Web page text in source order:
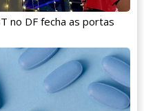
no DF fecha as portas